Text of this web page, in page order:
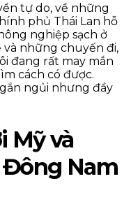
tự do, về những
phủ Thái Lan hỗ
nghiệp sạch ở
và những chuyến đi,
đang rất may mắn
cách có được.
ngủi nhưng đầy
Mỹ và
Nam